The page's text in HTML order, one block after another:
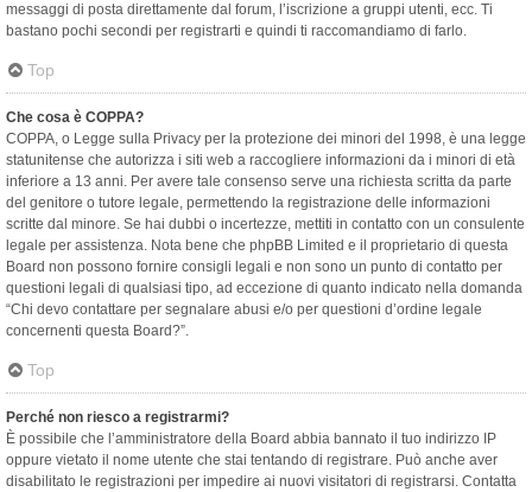
messaggi di posta direttamente dal forum, l’iscrizione a gruppi utenti, ecc. Ti
bastano pochi secondi per registrarti e quindi ti raccomandiamo di farlo.
Top
Che cosa è COPPA?
COPPA, o Legge sulla Privacy per la protezione dei minori del 1998, è una legge
statunitense che autorizza i siti web a raccogliere informazioni da i minori di età
inferiore a 13 anni. Per avere tale consenso serve una richiesta scritta da parte
del genitore o tutore legale, permettendo la registrazione delle informazioni
scritte dal minore. Se hai dubbi o incertezze, mettiti in contatto con un consulente
legale per assistenza. Nota bene che phpBB Limited e il proprietario di questa
Board non possono fornire consigli legali e non sono un punto di contatto per
questioni legali di qualsiasi tipo, ad eccezione di quanto indicato nella domanda
“Chi devo contattare per segnalare abusi e/o per questioni d’ordine legale
concernenti questa Board?”.
Top
Perché non riesco a registrarmi?
È possibile che l’amministratore della Board abbia bannato il tuo indirizzo IP
oppure vietato il nome utente che stai tentando di registrare. Può anche aver
disabilitato le registrazioni per impedire ai nuovi visitatori di registrarsi. Contatta